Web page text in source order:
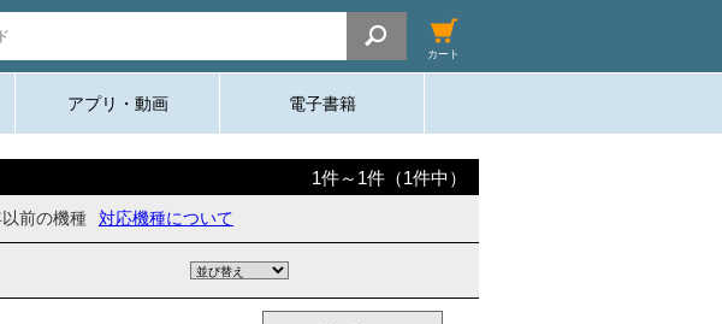
カート
アプリ・動画 電子書籍
1件～ 1件（1件中）
前の機種 対応機種について